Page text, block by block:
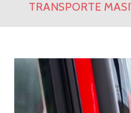
TRANSPORTE